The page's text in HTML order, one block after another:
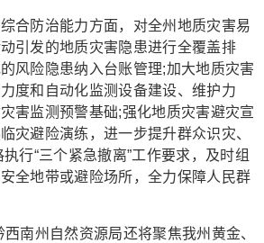
防治能力方面，对全州地质灾害易
引发的地质灾害隐患进行全覆盖排
风险隐患纳入台账管理;加大地质灾害
度和自动化监测设备建设、维护力
害监测预警基础;强化地质灾害避灾宣
灾避险演练，进一步提升群众识灾、
行“三个紧急撤离”工作要求，及时组
全地带或避险场所，全力保障人民群
南州自然资源局还将聚焦我州黄金、